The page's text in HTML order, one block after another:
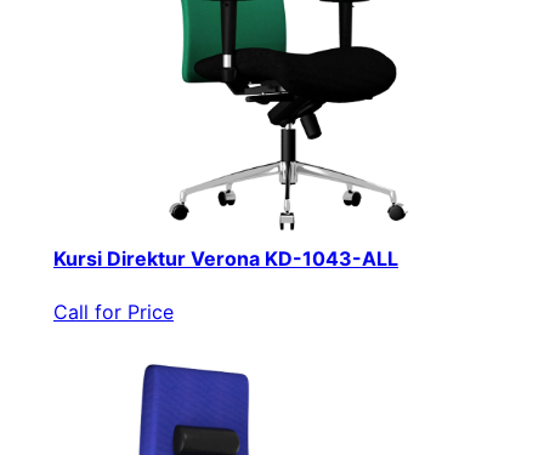
Kursi Direktur Verona KD-1043-ALL
Call for Price